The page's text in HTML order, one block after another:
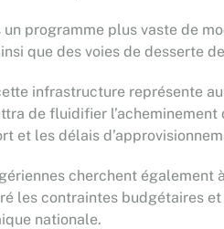
un programme plus vaste de
que des voies de desserte
infrastructure représente
de fluidifier
et les délais
cherchent également
les contraintes budgétaires
nationale.